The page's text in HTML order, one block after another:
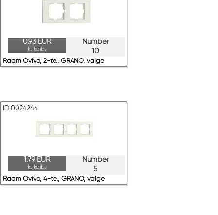
Number
10
0.93 EUR
k. käib.
Raam Ovivo, 2-te., GRANO, valge
ID:0024244
Number
5
1.79 EUR
k. käib.
Raam Ovivo, 4-te., GRANO, valge